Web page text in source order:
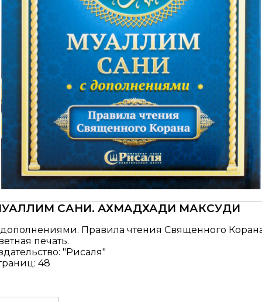
САНИ. АХМАДХАДИ МАКСУДИ
Правила чтения Священного
печать.
"Рисаля"
48